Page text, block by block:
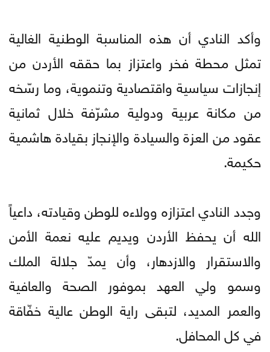
وأكد النادي أن هذه المناسبة الوطنية الغالية
تمثل محطة فخر واعتزاز بما حققه الأردن من
إنجازات سياسية واقتصادية وتنموية، وما رسّخه
من مكانة عربية ودولية مشرّفة خلال ثمانية
عقود من العزة والسيادة والإنجاز بقيادة هاشمية
حكيمة.
وجدد النادي اعتزازه وولاءه للوطن وقيادته، داعياً
الله أن يحفظ الأردن ويديم عليه نعمة الأمن
والاستقرار والازدهار، وأن يمدّ جلالة الملك
وسمو ولي العهد بموفور الصحة والعافية
والعمر المديد، لتبقى راية الوطن عالية خفّاقة
في كل المحافل.